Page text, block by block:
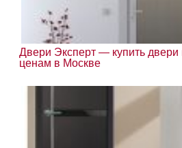
Двери Эксперт — купить
ценам в Москве